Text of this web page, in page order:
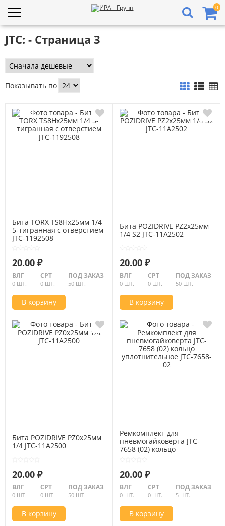
0
JTC: - Страница 3
Показывать по
Бита TORX TS8Hх25мм 1/4
5-тигранная с отверстием
JTC-1192508
20.00 ₽
ВЛГ
0 ШТ.
СРТ
0 ШТ.
ПОД ЗАКАЗ
50 ШТ.
В корзину
Бита POZIDRIVE PZ2х25мм
1/4 S2 JTC-11A2502
20.00 ₽
ВЛГ
0 ШТ.
СРТ
0 ШТ.
ПОД ЗАКАЗ
50 ШТ.
В корзину
Бита POZIDRIVE PZ0х25мм
1/4 JTC-11A2500
20.00 ₽
ВЛГ
0 ШТ.
СРТ
0 ШТ.
ПОД ЗАКАЗ
50 ШТ.
В корзину
Ремкомплект для
пневмогайковерта JTC-
7658 (02) кольцо
20.00 ₽
ВЛГ
0 ШТ.
СРТ
0 ШТ.
ПОД ЗАКАЗ
5 ШТ.
В корзину